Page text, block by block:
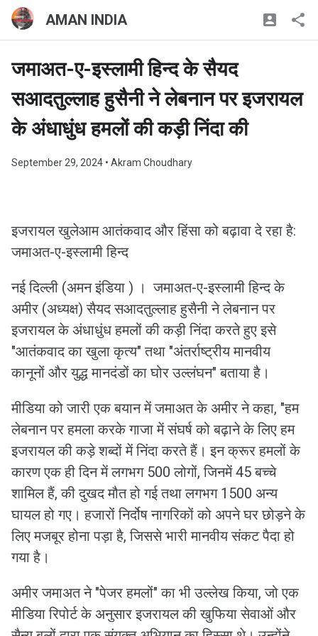
AMAN INDIA
जमाअत-ए-इस्लामी हिन्द के सैयद
सआदतुल्लाह हुसैनी ने लेबनान पर इजरायल
के अंधाधुंध हमलों की कड़ी निंदा की
September 29, 2024 • Akram Choudhary
इजरायल खुलेआम आतंकवाद और हिंसा को बढ़ावा दे रहा है:
जमाअत-ए-इस्लामी हिन्द
नई दिल्ली (अमन इंडिया ) । जमाअत-ए-इस्लामी हिन्द के
अमीर (अध्यक्ष) सैयद सआदतुल्लाह हुसैनी ने लेबनान पर
इजरायल के अंधाधुंध हमलों की कड़ी निंदा करते हुए इसे
"आतंकवाद का खुला कृत्य" तथा "अंतर्राष्ट्रीय मानवीय
कानूनों और युद्ध मानदंडों का घोर उल्लंघन" बताया है।
मीडिया को जारी एक बयान में जमाअत के अमीर ने कहा, "हम
लेबनान पर हमला करके गाजा में संघर्ष को बढ़ाने के लिए हम
इजरायल की कड़े शब्दों में निंदा करते हैं। इन क्रूर हमलों के
कारण एक ही दिन में लगभग 500 लोगों, जिनमें 45 बच्चे
शामिल हैं, की दुखद मौत हो गई तथा लगभग 1500 अन्य
घायल हो गए। हजारों निर्दोष नागरिकों को अपने घर छोड़ने के
लिए मजबूर होना पड़ा है, जिससे भारी मानवीय संकट पैदा हो
गया है।
अमीर जमाअत ने "पेजर हमलों" का भी उल्लेख किया, जो एक
मीडिया रिपोर्ट के अनुसार इजरायल की खुफिया सेवाओं और